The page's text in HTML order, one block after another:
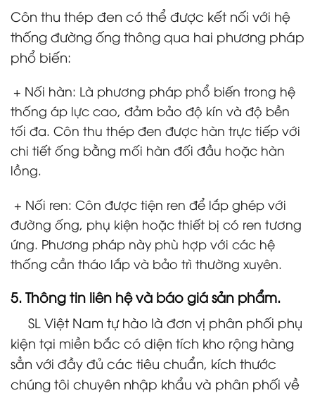
Côn thu thép đen có thể được kết nối với hệ
thống đường ống thông qua hai phương pháp
phổ biến:
+ Nối hàn: Là phương pháp phổ biến trong hệ
thống áp lực cao, đảm bảo độ kín và độ bền
tối đa. Côn thu thép đen được hàn trực tiếp với
chi tiết ống bằng mối hàn đối đầu hoặc hàn
lồng.
+ Nối ren: Côn được tiện ren để lắp ghép với
đường ống, phụ kiện hoặc thiết bị có ren tương
ứng. Phương pháp này phù hợp với các hệ
thống cần tháo lắp và bảo trì thường xuyên.
5. Thông tin liên hệ và báo giá sản phẩm.
SL Việt Nam tự hào là đơn vị phân phối phụ
kiện tại miền bắc có diện tích kho rộng hàng
sẳn với đầy đủ các tiêu chuẩn, kích thước
chúng tôi chuyên nhập khẩu và phân phối về